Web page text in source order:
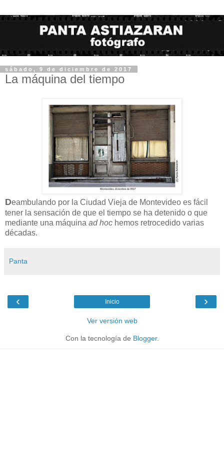
sábado, 9 de diciembre de 2017
La máquina del tiempo
Deambulando por la Ciudad Vieja de Montevideo es fácil
tener la sensación de que el tiempo se ha detenido o que
mediante una máquina ad hoc hemos retrocedido varias
décadas.
Panta
‹ ›
Inicio
Ver versión web
Con la tecnología de Blogger.